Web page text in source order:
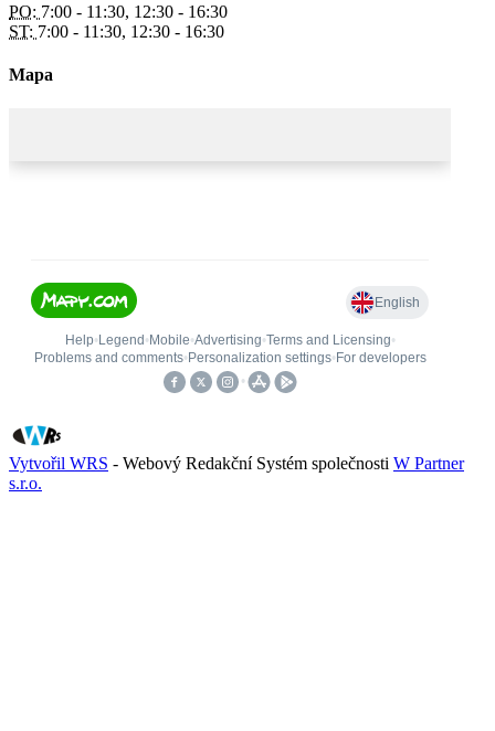
PO: 7:00 - 11:30, 12:30 - 16:30
ST: 7:00 - 11:30, 12:30 - 16:30
Mapa
Vytvořil WRS - Webový Redakční Systém společnosti W Partner
s.r.o.